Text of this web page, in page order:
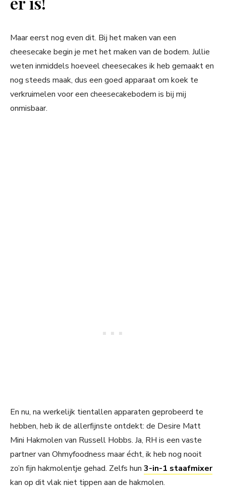
Maar eerst nog even dit. Bij het maken van een
cheesecake begin je met het maken van de bodem. Jullie
weten inmiddels hoeveel cheesecakes ik heb gemaakt en
nog steeds maak, dus een goed apparaat om koek te
verkruimelen voor een cheesecakebodem is bij mij
onmisbaar.
En nu, na werkelijk tientallen apparaten geprobeerd te
hebben, heb ik de allerfijnste ontdekt: de Desire Matt
Mini Hakmolen van Russell Hobbs. Ja, RH is een vaste
partner van Ohmyfoodness maar écht, ik heb nog nooit
zo’n fijn hakmolentje gehad. Zelfs hun 3-in-1 staafmixer
kan op dit vlak niet tippen aan de hakmolen.